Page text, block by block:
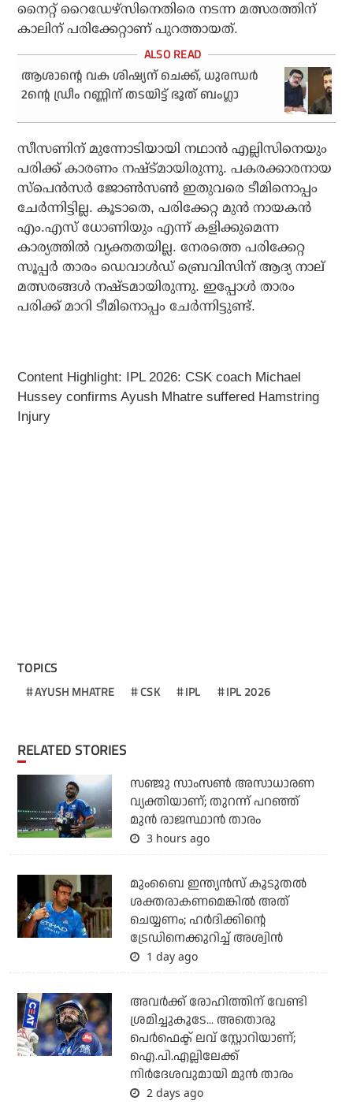
നൈറ്റ് റൈഡേഴ്‌സിനെതിരെ നടന്ന മത്സരത്തിന്
കാലിന് പരിക്കേറ്റാണ് പുറത്തായത്.
ആശാന്റെ വക ശിഷ്യന് ചെക്ക്, ധുരന്ധര്‍
2ന്റെ ഡ്രീം റണ്ണിന് തടയിട്ട് ഭൂത് ബംഗ്ലാ
സീസണിന് മുന്നോടിയായി നഥാന്‍ എല്ലിസിനെയും
പരിക്ക് കാരണം നഷ്ട്മായിരുന്നു. പകരക്കാരനായ
സ്പെന്‍സര്‍ ജോണ്‍സണ്‍ ഇതുവരെ ടീമിനൊപ്പം
ചേര്‍ന്നിട്ടില്ല. കൂടാതെ, പരിക്കേറ്റ മുന്‍ നായകന്‍
എം.എസ് ധോണിയും എന്ന് കളിക്കുമെന്ന
കാര്യത്തില്‍ വ്യക്തതയില്ല. നേരത്തെ പരിക്കേറ്റ
സൂപ്പർ താരം ഡെവാൾഡ് ബ്രെവിസിന് ആദ്യ നാല്
മത്സരങ്ങൾ നഷ്ടമായിരുന്നു. ഇപ്പോൾ താരം
പരിക്ക് മാറി ടീമിനൊപ്പം ചേർന്നിട്ടുണ്ട്.
Content Highlight: IPL 2026: CSK coach Michael
Hussey confirms Ayush Mhatre suffered Hamstring
Injury
TOPICS
AYUSH MHATRE CSK IPL IPL 2026
RELATED STORIES
സഞ്ജു സാംസണ്‍ അസാധാരണ
വ്യക്തിയാണ്; തുറന്ന് പറഞ്ഞ്
മുന്‍ രാജസ്ഥാന്‍ താരം
3 hours ago
മുംബൈ ഇന്ത്യന്‍സ് കൂടുതല്‍
ശക്തരാകണമെങ്കില്‍ അത്
ചെയ്യണം; ഹര്‍ദിക്കിന്റെ
ട്രേഡിനെക്കുറിച്ച് അശ്വിന്‍
1 day ago
അവർക്ക് രോഹിത്തിന് വേണ്ടി
ശ്രമിച്ചുകൂടേ... അതൊരു
പെർഫെക്ട് ലവ് സ്റ്റോറിയാണ്;
ഐ.പി.എല്ലിലേക്ക്
നിർദേശവുമായി മുൻ താരം
2 days ago